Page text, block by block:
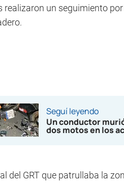
realizaron un seguimiento
Seguí leyendo
Un conductor
dos motos en los
del GRT que patrullaba la